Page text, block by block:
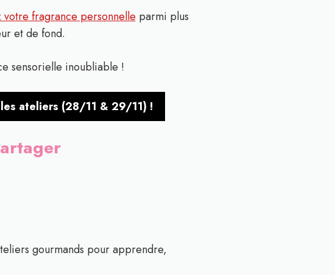
votre fragrance personnelle parmi plus
et de fond.
sensorielle inoubliable !
ateliers (28/11 & 29/11) !
gourmands pour apprendre,